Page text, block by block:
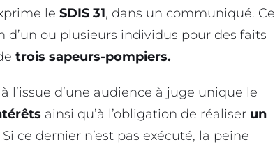
le SDIS 31, dans un communiqué. Ce
ou plusieurs individus pour des faits
trois sapeurs-pompiers.
l’issue d’une audience à juge unique le
ainsi qu’à l’obligation de réaliser un
Si ce dernier n’est pas exécuté, la peine